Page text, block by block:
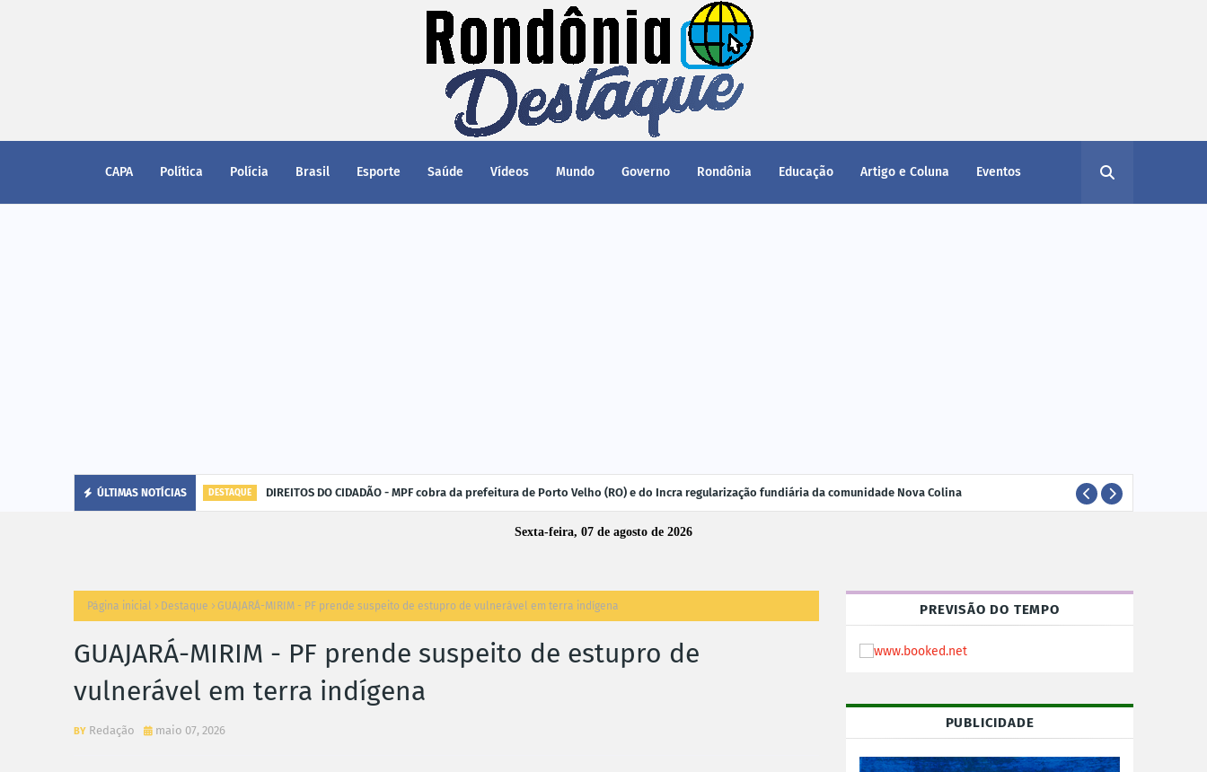
CAPA Política Polícia Brasil Esporte Saúde Vídeos Mundo Governo Rondônia Educação Artigo e Coluna Eventos
ÚLTIMAS NOTÍCIAS DESTAQUE DIREITOS DO CIDADÃO - MPF cobra da prefeitura de Porto Velho (RO) e do Incra regularização fundiária da comunidade Nova Colina
Sexta-feira, 07 de agosto de 2026
Página inicial Destaque GUAJARÁ-MIRIM - PF prende suspeito de estupro de vulnerável em terra indígena
GUAJARÁ-MIRIM - PF prende suspeito de estupro de
vulnerável em terra indígena
Redação maio 07, 2026
PREVISÃO DO TEMPO
PUBLICIDADE